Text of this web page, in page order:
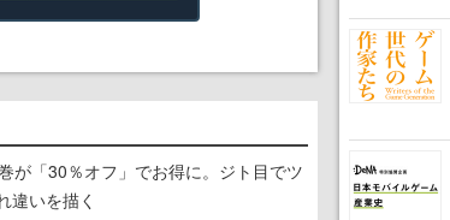
が「30％オフ」でお得に。ジト目でツ
違いを描く